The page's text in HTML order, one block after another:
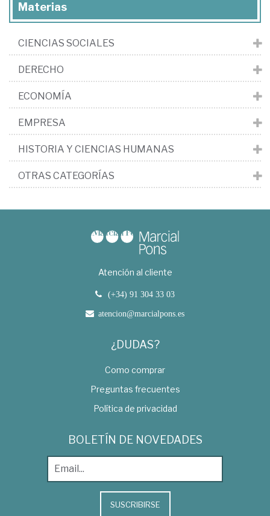
Materias
CIENCIAS SOCIALES
DERECHO
ECONOMÍA
EMPRESA
HISTORIA Y CIENCIAS HUMANAS
OTRAS CATEGORÍAS
Atención al cliente
(+34) 91 304 33 03
atencion@marcialpons.es
¿DUDAS?
Como comprar
Preguntas frecuentes
Política de privacidad
BOLETÍN DE NOVEDADES
SUSCRIBIRSE